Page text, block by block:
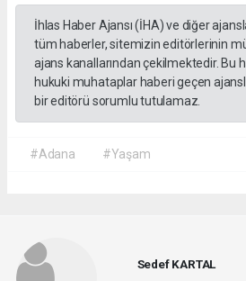
İhlas Haber Ajansı (İHA) ve diğer
tüm haberler, sitemizin editörlerinin
ajans kanallarından çekilmektedir. Bu
hukuki muhataplar haberi geçen
bir editörü sorumlu tutulamaz.
#Adana #Yaşam
Sedef KARTAL